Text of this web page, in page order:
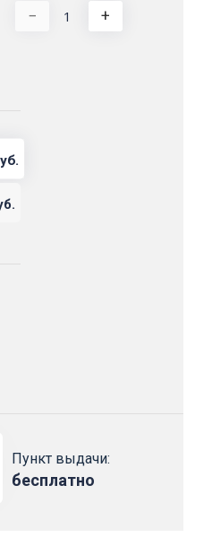
− +
Пункт выдачи:
бесплатно